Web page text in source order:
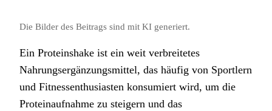
Die Bilder des Beitrags sind mit KI generiert.
Ein Proteinshake ist ein weit verbreitetes
Nahrungsergänzungsmittel, das häufig von Sportlern
und Fitnessenthusiasten konsumiert wird, um die
Proteinaufnahme zu steigern und das